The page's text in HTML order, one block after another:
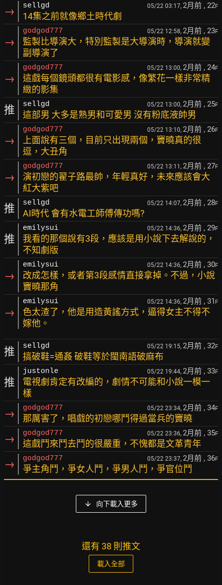
→ sellgd 05/22 03:17, 2月前 , 22F
14集之前就像鄉土時代劇
→
godgod777 05/22 12:58, 2月前 , 23F
監製比導演大，特別監製是大導演時，導演就變
副導演了
→
godgod777 05/22 13:00, 2月前 , 24F
這戲每個鏡頭都很有電影感，像繁花一樣非常精
緻的影集
推 sellgd 05/22 13:00, 2月前 , 25F
這部男 大多是熟男和可愛男 沒有粉底液帥男
→
godgod777 05/22 13:10, 2月前 , 26F
上面說有三個，目前只出現兩個，竇曉真的很
逗，大丑角
→
godgod777 05/22 13:11, 2月前 , 27F
演初戀的翟子路最帥，年輕真好，未來應該會大
紅大紫吧
推 sellgd 05/22 14:07, 2月前 , 28F
AI時代 會有水電工師傅傳功嗎?
推
emilysui 05/22 14:36, 2月前 , 29F
我看的那個說有3段，應該是用小說下去解說的，
不知劇版
→
emilysui 05/22 14:36, 2月前 , 30F
改成怎樣，或者第3段感情直接拿掉。不過，小說
竇曉那角
→
emilysui 05/22 14:36, 2月前 , 31 F
色太渣了，他是用造黃謠方式，逼得女主不得不
嫁他。
推 sellgd 05/22 19:15, 2月前 , 32F
搞破鞋=通姦 破鞋等於閩南語破麻布
推
justonle 05/22 19:44, 2月前 , 33F
電視劇肯定有改編的，劇情不可能和小說一模一
樣
→ godgod777 05/22 23:34, 2月前 , 34F
那厲害了，唱戲的初戀哪鬥得過當兵的竇曉
→ godgod777 05/22 23:36, 2月前 , 35F
這戲鬥來鬥去鬥的很嚴重，不愧都是文革青年
→ godgod777 05/22 23:37, 2月前 , 36F
爭主角鬥，爭女人鬥，爭男人鬥，爭官位鬥
向下載入更多
還有 38 則推文
載入全部